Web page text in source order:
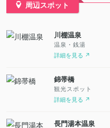
周辺スポット
川棚温泉
温泉・銭湯
詳細を見る ↗
錦帯橋
観光スポット
詳細を見る ↗
長門湯本温泉